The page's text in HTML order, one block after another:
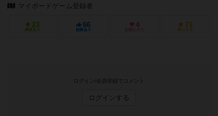
マイボードゲーム登録者
23
興味あり
66
経験あり
4
お気に入り
71
持ってる
ログイン/会員登録でコメント
ログインする